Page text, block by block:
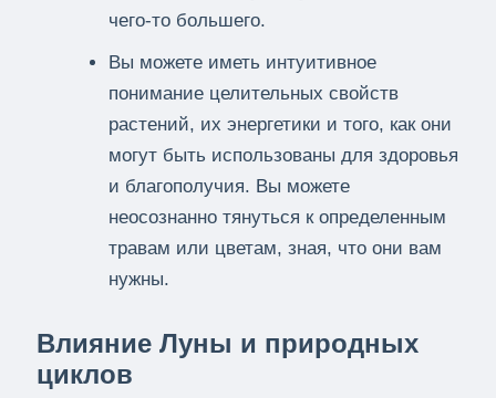
чего-то большего.
Вы можете иметь интуитивное
понимание целительных свойств
растений, их энергетики и того, как они
могут быть использованы для здоровья
и благополучия. Вы можете
неосознанно тянуться к определенным
травам или цветам, зная, что они вам
нужны.
Влияние Луны и природных
циклов